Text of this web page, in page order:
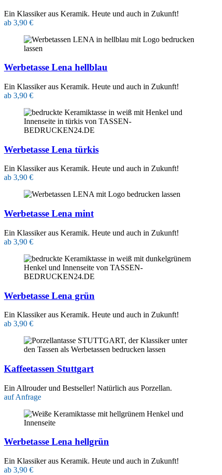
Ein Klassiker aus Keramik. Heute und auch in Zukunft!
ab 3,90 €
Werbetasse Lena hellblau
Ein Klassiker aus Keramik. Heute und auch in Zukunft!
ab 3,90 €
Werbetasse Lena türkis
Ein Klassiker aus Keramik. Heute und auch in Zukunft!
ab 3,90 €
Werbetasse Lena mint
Ein Klassiker aus Keramik. Heute und auch in Zukunft!
ab 3,90 €
Werbetasse Lena grün
Ein Klassiker aus Keramik. Heute und auch in Zukunft!
ab 3,90 €
Kaffeetassen Stuttgart
Ein Allrouder und Bestseller! Natürlich aus Porzellan.
auf Anfrage
Werbetasse Lena hellgrün
Ein Klassiker aus Keramik. Heute und auch in Zukunft!
ab 3,90 €